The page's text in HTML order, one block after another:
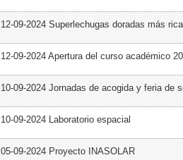
12-09-2024 Superlechugas doradas más
12-09-2024 Apertura del curso académico
10-09-2024 Jornadas de acogida y feria de
10-09-2024 Laboratorio espacial
05-09-2024 Proyecto INASOLAR